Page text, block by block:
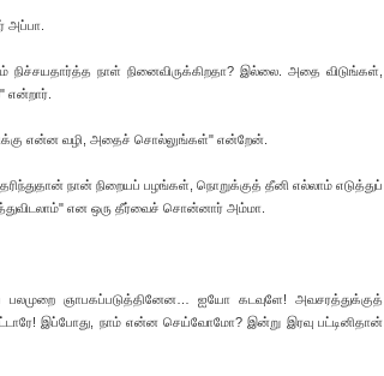
அப்பா.
நாள் நினைவிருக்கிறதா? இல்லை. அதை விடுங்கள்,
என்றார்.
என்ன வழி, அதைச் சொல்லுங்கள்" என்றேன்.
நான் நிறையப் பழங்கள், நொறுக்குத் தீனி எல்லாம் எடுத்துப்
என ஒரு தீர்வைச் சொன்னார் அம்மா.
ஞாபகப்படுத்தினேன… ஐயோ கடவுளே! அவசரத்துக்குத்
இப்போது, நாம் என்ன செய்வோமோ? இன்று இரவு பட்டினிதான்